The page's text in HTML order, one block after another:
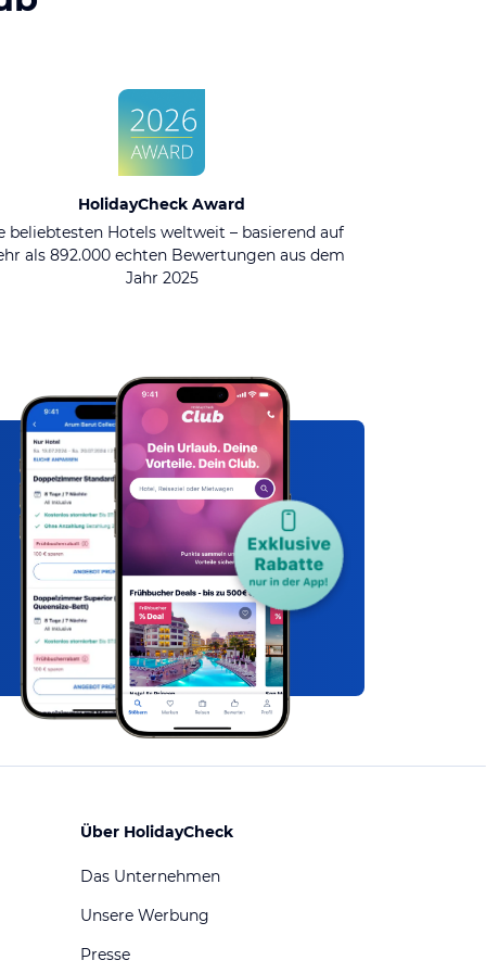
HolidayCheck Award
beliebtesten Hotels weltweit – basierend auf
als 892.000 echten Bewertungen aus dem
Jahr 2025
Über HolidayCheck
Das Unternehmen
Unsere Werbung
Presse